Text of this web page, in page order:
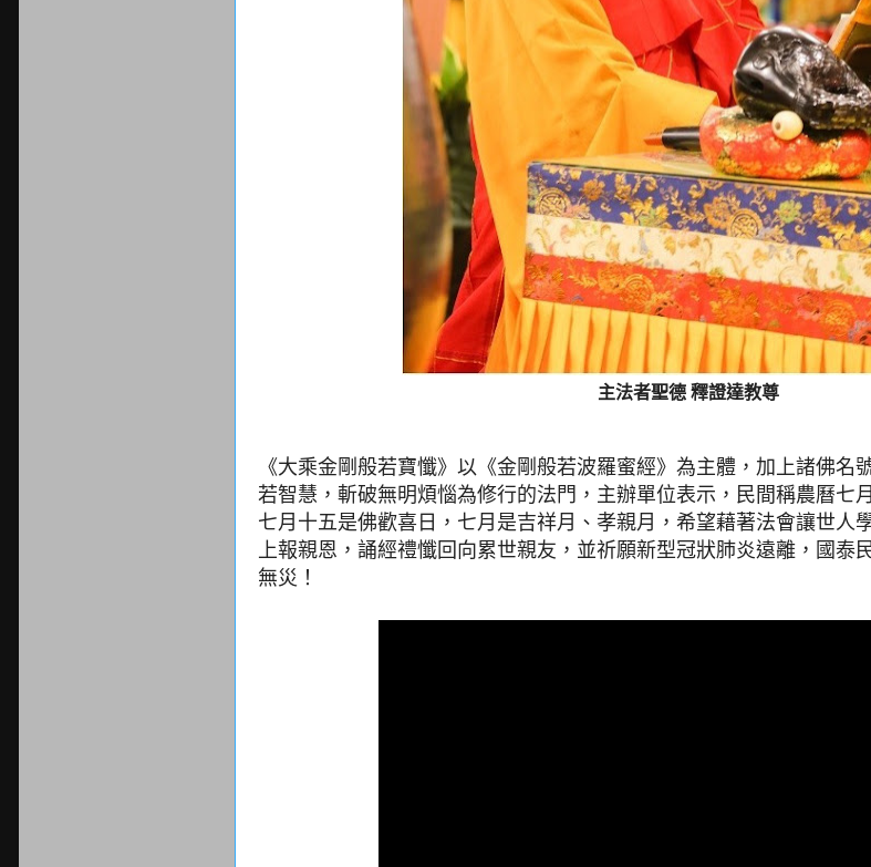
主法者聖德 釋證達教尊
《大乘金剛般若寶懺》以《金剛般若波羅蜜經》為主體，加上諸佛名
若智慧，斬破無明煩惱為修行的法門，主辦單位表示，民間稱農曆七
七月十五是佛歡喜日，七月是吉祥月、孝親月，希望藉著法會讓世人
上報親恩，誦經禮懺回向累世親友，並祈願新型冠狀肺炎遠離，國泰
無災！